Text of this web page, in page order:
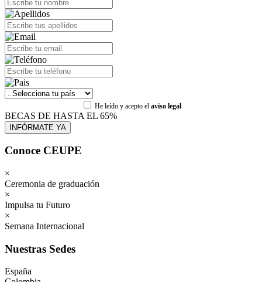
He leído y acepto el aviso legal
BECAS DE HASTA EL 65%
Conoce CEUPE
×
Ceremonia de graduación
×
Impulsa tu Futuro
×
Semana Internacional
Nuestras Sedes
España